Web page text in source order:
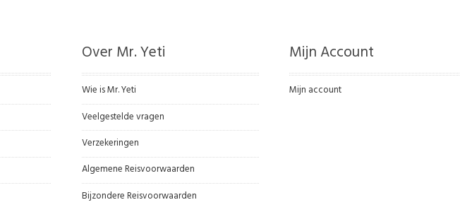
Over Mr. Yeti
Wie is Mr. Yeti
Veelgestelde vragen
Verzekeringen
Algemene Reisvoorwaarden
Bijzondere Reisvoorwaarden
Mijn Account
Mijn account